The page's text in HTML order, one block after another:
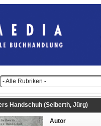
- Alle Rubriken -
Handschuh (Seiberth, Jürg)
Autor